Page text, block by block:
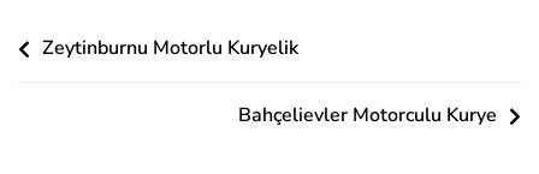
Yazı
Zeytinburnu Motorlu Kuryelik
Bahçelievler Motorculu Kurye